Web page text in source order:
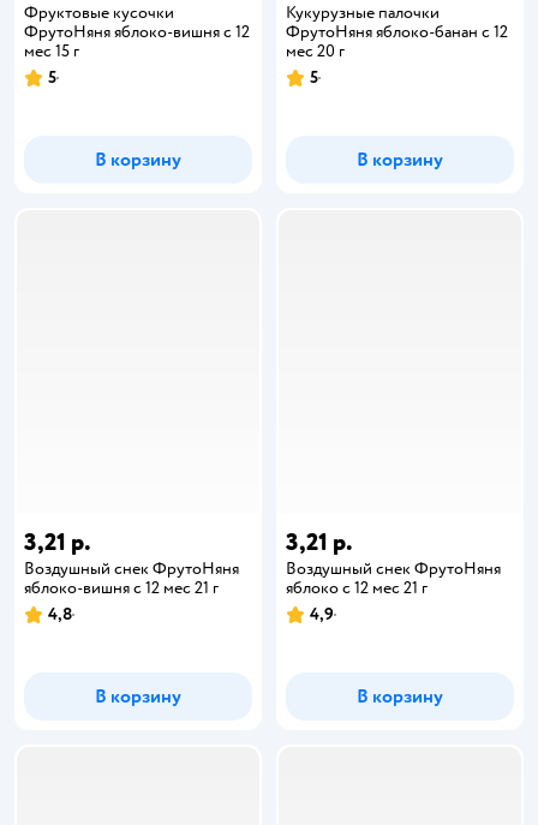
Фруктовые кусочки
ФрутоНяня яблоко-вишня с 12
мес 15 г
5
В корзину
Кукурузные палочки
ФрутоНяня яблоко-банан с 12
мес 20 г
5
В корзину
3,21 р.
Воздушный снек ФрутоНяня
яблоко-вишня с 12 мес 21 г
4,8
В корзину
3,21 р.
Воздушный снек ФрутоНяня
яблоко с 12 мес 21 г
4,9
В корзину